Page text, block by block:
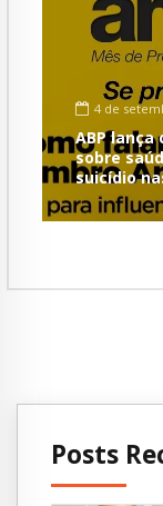
4 de
ABP
sobre
suicídio
Posts